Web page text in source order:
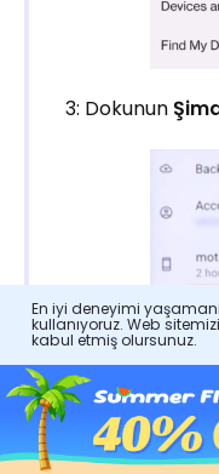
3: Dokunun
En iyi deneyimi
kullanıyoruz. Web
kabul etmiş olursunuz.